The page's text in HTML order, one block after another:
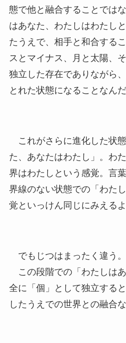
態で他と融合することでは
はあなた、わたしはわたし
たうえで、相手と和合する
スとマイナス、月と太陽、
独立した存在でありながら
とれた状態になることなんだ
これがさらに進化した状
た、あなたはわたし」。わ
界はわたしという感覚。言
界線のない状態での「わた
覚といっけん同じにみえるよ
でもじつはまったく違う。
この段階での「わたしは
全に「個」として独立する
したうえでの世界との融合な